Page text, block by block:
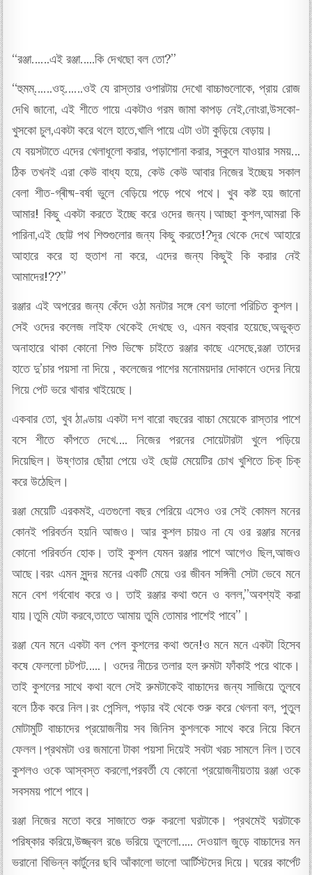
“রঞ্জা……এই রঞ্জা…..কি দেখছো বল তো?”
“হুমম্……ওহ্……ওই যে রাস্তার ওপারটায় দেখো বাচ্চাগুলোকে, প্রায় রোজ
দেখি জানো, এই শীতে গায়ে একটাও গরম জামা কাপড় নেই,নোংরা,উসকো-
খুসকো চুল,একটা করে থলে হাতে,খালি পায়ে এটা ওটা কুড়িয়ে বেড়ায়।
যে বয়সটাতে এদের খেলাধূলো করার, পড়াশোনা করার, স্কুলে যাওয়ার সময়…
ঠিক তখনই এরা কেউ বাধ্য হয়ে, কেউ কেউ আবার নিজের ইচ্ছেয় সকাল
বেলা শীত-গ্ৰীষ্ম-বর্ষা ভুলে বেড়িয়ে পড়ে পথে পথে। খুব কষ্ট হয় জানো
আমার! কিছু একটা করতে ইচ্ছে করে ওদের জন্য।আচ্ছা কুশল,আমরা কি
পারিনা,এই ছোট্ট পথ শিশুগুলোর জন্য কিছু করতে!?দূর থেকে দেখে আহারে
আহারে করে হা হুতাশ না করে, এদের জন্য কিছুই কি করার নেই
আমাদের!??”
রঞ্জার এই অপরের জন্য কেঁদে ওঠা মনটার সঙ্গে বেশ ভালো পরিচিত কুশল।
সেই ওদের কলেজ লাইফ থেকেই দেখছে ও, এমন বহুবার হয়েছে,অভুক্ত
অনাহারে থাকা কোনো শিশু ভিক্ষে চাইতে রঞ্জার কাছে এসেছে,রঞ্জা তাদের
হাতে দু’চার পয়সা না দিয়ে , কলেজের পাশের মনোময়দার দোকানে ওদের নিয়ে
গিয়ে পেট ভরে খাবার খাইয়েছে।
একবার তো, খুব ঠাণ্ডায় একটা দশ বারো বছরের বাচ্চা মেয়েকে রাস্তার পাশে
বসে শীতে কাঁপতে দেখে…. নিজের পরনের সোয়েটারটা খুলে পড়িয়ে
দিয়েছিল। উষ্ণতার ছোঁয়া পেয়ে ওই ছোট্ট মেয়েটির চোখ খুশিতে চিক্ চিক্
করে উঠেছিল।
রঞ্জা মেয়েটি এরকমই, এতগুলো বছর পেরিয়ে এসেও ওর সেই কোমল মনের
কোনই পরিবর্তন হয়নি আজও। আর কুশল চায়ও না যে ওর রঞ্জার মনের
কোনো পরিবর্তন হোক। তাই কুশল যেমন রঞ্জার পাশে আগেও ছিল,আজও
আছে।বরং এমন সুন্দর মনের একটি মেয়ে ওর জীবন সঙ্গিনী সেটা ভেবে মনে
মনে বেশ গর্ববোধ করে ও। তাই রঞ্জার কথা শুনে ও বলল,”অবশ্যই করা
যায়।তুমি যেটা করবে,তাতে আমায় তুমি তোমার পাশেই পাবে”।
রঞ্জা যেন মনে একটা বল পেল কুশলের কথা শুনে!ও মনে মনে একটা হিসেব
কষে ফেললো চটপট…..। ওদের নীচের তলার হল রুমটা ফাঁকাই পরে থাকে।
তাই কুশলের সাথে কথা বলে সেই রুমটাকেই বাচ্চাদের জন্য সাজিয়ে তুলবে
বলে ঠিক করে নিল।রং পেন্সিল, পড়ার বই থেকে শুরু করে খেলনা বল, পুতুল
মোটামুটি বাচ্চাদের প্রয়োজনীয় সব জিনিস কুশলকে সাথে করে নিয়ে কিনে
ফেলল।প্রথমটা ওর জমানো টাকা পয়সা দিয়েই সবটা খরচ সামলে নিল।তবে
কুশলও ওকে আস্বস্ত করলো,পরবর্তী যে কোনো প্রয়োজনীয়তায় রঞ্জা ওকে
সবসময় পাশে পাবে।
রঞ্জা নিজের মতো করে সাজাতে শুরু করলো ঘরটাকে। প্রথমেই ঘরটাকে
পরিষ্কার করিয়ে,উজ্জ্বল রঙে ভরিয়ে তুললো….. দেওয়াল জুড়ে বাচ্চাদের মন
ভরানো বিভিন্ন কার্টুনের ছবি আঁকালো ভালো আর্টিস্টদের দিয়ে। ঘরের কার্পেট